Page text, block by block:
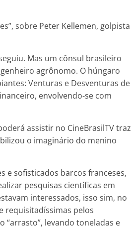
sobre Peter Kellemen, golpista
Mas um cônsul brasileiro
agrônomo. O húngaro
Venturas e Desventuras de
envolvendo-se com
assistir no CineBrasilTV traz
o imaginário do menino
e sofisticados barcos franceses,
pesquisas científicas em
interessados, isso sim, no
requisitadíssimas pelos
“arrasto”, levando toneladas e